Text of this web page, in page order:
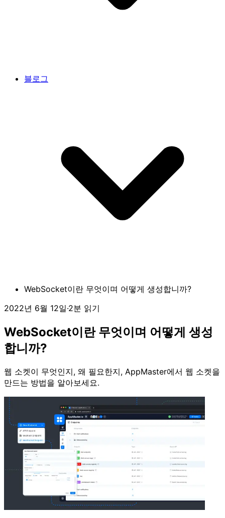
블로그
WebSocket이란 무엇이며 어떻게 생성합니까?
2022년 6월 12일·2분 읽기
WebSocket이란 무엇이며 어떻게 생성
합니까?
웹 소켓이 무엇인지, 왜 필요한지, AppMaster에서 웹 소켓을
만드는 방법을 알아보세요.